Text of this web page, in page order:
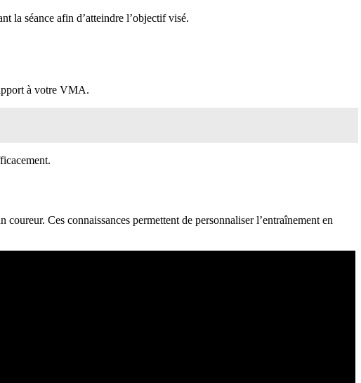
la séance afin d’atteindre l’objectif visé.
à votre VMA.
Ces connaissances permettent de personnaliser l’entraînement en